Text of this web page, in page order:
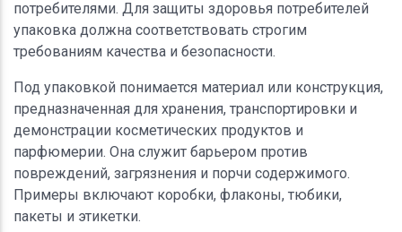
потребителями. Для защиты здоровья потребителей
упаковка должна соответствовать строгим
требованиям качества и безопасности.
Под упаковкой понимается материал или конструкция,
предназначенная для хранения, транспортировки и
демонстрации косметических продуктов и
парфюмерии. Она служит барьером против
повреждений, загрязнения и порчи содержимого.
Примеры включают коробки, флаконы, тюбики,
пакеты и этикетки.